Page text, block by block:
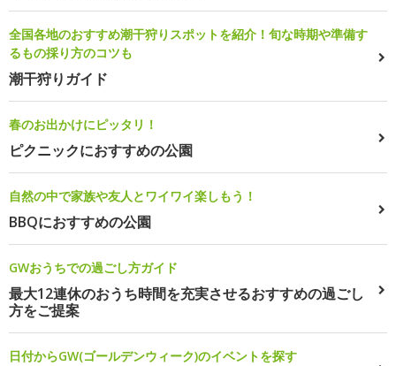
全国各地のおすすめ潮干狩りスポットを紹介！旬な時期や準備す
るもの採り方のコツも
潮干狩りガイド
春のお出かけにピッタリ！
ピクニックにおすすめの公園
自然の中で家族や友人とワイワイ楽しもう！
BBQにおすすめの公園
GWおうちでの過ごし方ガイド
最大12連休のおうち時間を充実させるおすすめの過ごし
方をご提案
日付からGW(ゴールデンウィーク)のイベントを探す